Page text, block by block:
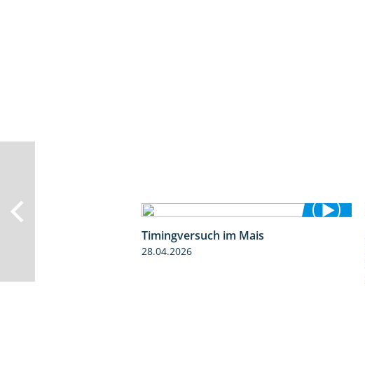
Timingversuch im Mais
28.04.2026